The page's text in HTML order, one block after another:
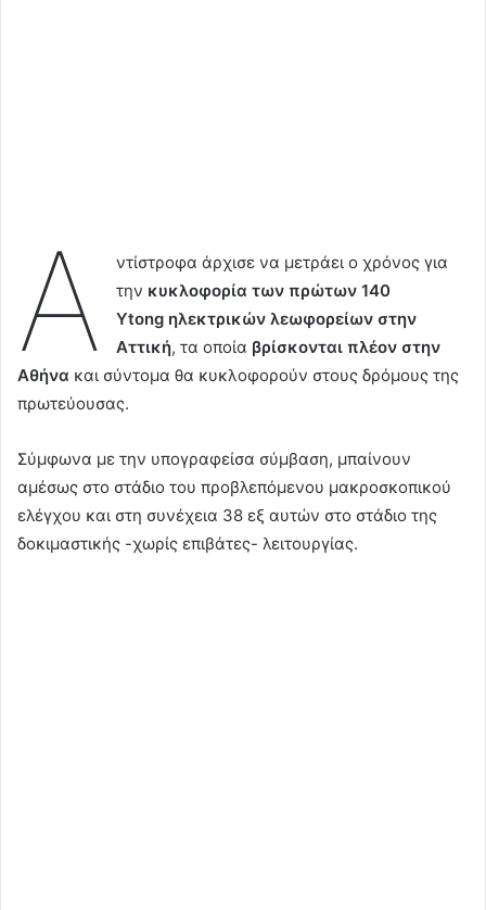
Α
ντίστροφα άρχισε να μετράει ο χρόνος για
την κυκλοφορία των πρώτων 140
Ytong ηλεκτρικών λεωφορείων στην
Αττική, τα οποία βρίσκονται πλέον στην
Αθήνα και σύντομα θα κυκλοφορούν στους δρόμους της
πρωτεύουσας.
Σύμφωνα με την υπογραφείσα σύμβαση, μπαίνουν
αμέσως στο στάδιο του προβλεπόμενου μακροσκοπικού
ελέγχου και στη συνέχεια 38 εξ αυτών στο στάδιο της
δοκιμαστικής -χωρίς επιβάτες- λειτουργίας.